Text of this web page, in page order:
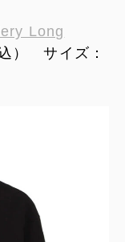
Long
） サイズ：